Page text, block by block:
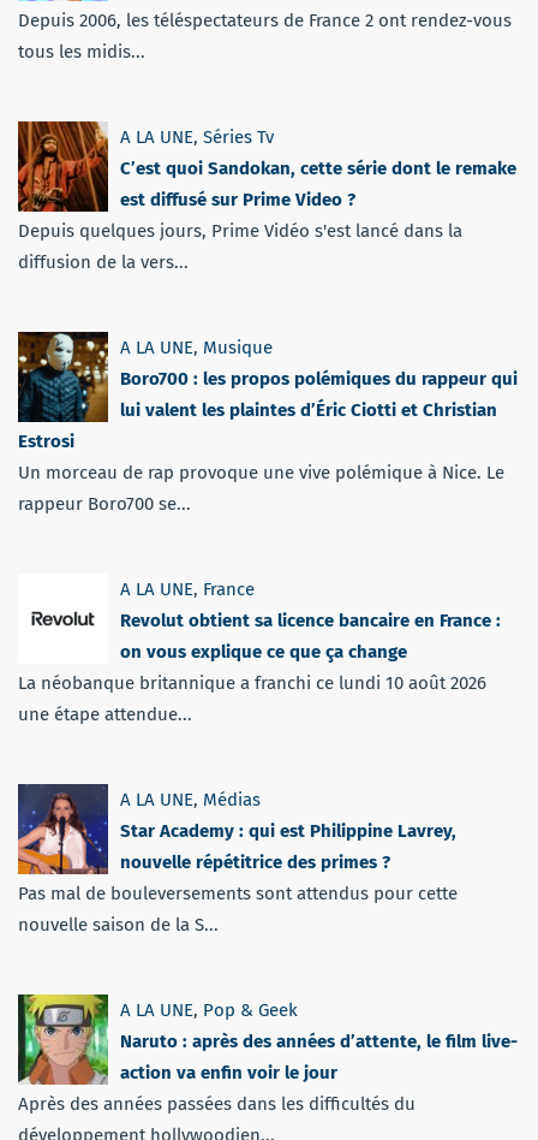
Depuis 2006, les téléspectateurs de France 2 ont rendez-vous
tous les midis...
A LA UNE, Séries Tv
C’est quoi Sandokan, cette série dont le remake
est diffusé sur Prime Video ?
Depuis quelques jours, Prime Vidéo s'est lancé dans la
diffusion de la vers...
A LA UNE, Musique
Boro700 : les propos polémiques du rappeur qui
lui valent les plaintes d’Éric Ciotti et Christian
Estrosi
Un morceau de rap provoque une vive polémique à Nice. Le
rappeur Boro700 se...
A LA UNE, France
Revolut obtient sa licence bancaire en France :
on vous explique ce que ça change
La néobanque britannique a franchi ce lundi 10 août 2026
une étape attendue...
A LA UNE, Médias
Star Academy : qui est Philippine Lavrey,
nouvelle répétitrice des primes ?
Pas mal de bouleversements sont attendus pour cette
nouvelle saison de la S...
A LA UNE, Pop & Geek
Naruto : après des années d’attente, le film live-
action va enfin voir le jour
Après des années passées dans les difficultés du
développement hollywoodien...